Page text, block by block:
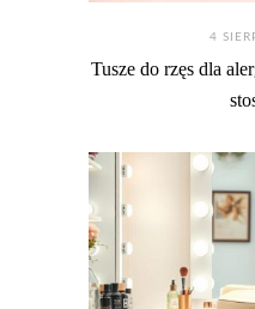
4
Tusze do rzęs dla